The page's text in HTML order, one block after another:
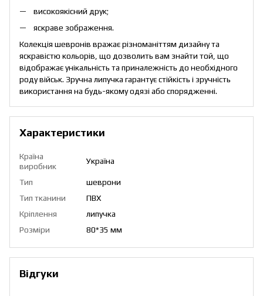
високоякісний друк;
яскраве зображення.
Колекція шевронів вражає різноманіттям дизайну та
яскравістю кольорів, що дозволить вам знайти той, що
відображає унікальність та приналежність до необхідного
роду військ. Зручна липучка гарантує стійкість і зручність
використання на будь-якому одязі або спорядженні.
Характеристики
Країна
виробник
Україна
Тип
шеврони
Тип тканини
ПВХ
Кріплення
липучка
Розміри
80*35 мм
Відгуки